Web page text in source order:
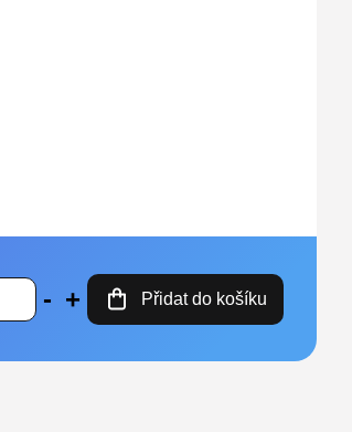
Přidat do košíku